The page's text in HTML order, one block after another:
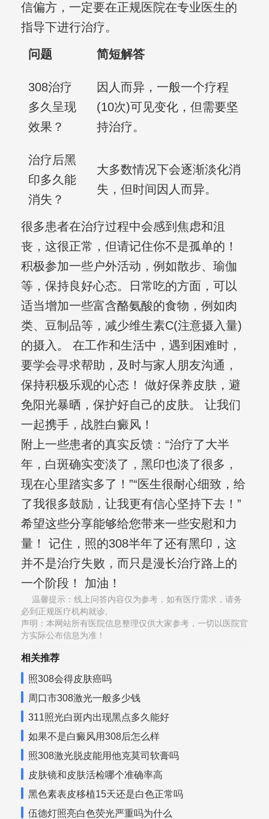
信偏方，一定要在正规医院在专业医生的
指导下进行治疗。
问题 简短解答
308治疗
多久呈现
效果？
因人而异，一般一个疗程
(10次)可见变化，但需要坚
持治疗。
治疗后黑
印多久能
消失？
大多数情况下会逐渐淡化消
失，但时间因人而异。
很多患者在治疗过程中会感到焦虑和沮
丧，这很正常，但请记住你不是孤单的！
积极参加一些户外活动，例如散步、瑜伽
等，保持良好心态。日常吃的方面，可以
适当增加一些富含酪氨酸的食物，例如肉
类、豆制品等，减少维生素C(注意摄入量)
的摄入。 在工作和生活中，遇到困难时，
要学会寻求帮助，及时与家人朋友沟通，
保持积极乐观的心态！ 做好保养皮肤，避
免阳光暴晒，保护好自己的皮肤。 让我们
一起携手，战胜白癜风！
附上一些患者的真实反馈：“治疗了大半
年，白斑确实变淡了，黑印也淡了很多，
现在心里踏实多了！”“医生很耐心细致，给
了我很多鼓励，让我更有信心坚持下去！”
希望这些分享能够给您带来一些安慰和力
量！ 记住，照的308半年了还有黑印，这
并不是治疗失败，而只是漫长治疗路上的
一个阶段！ 加油！
温馨提示：线上问答内容仅为参考，如有医疗需求，请务
必到正规医疗机构就诊,
声明：本网站所有医院信息整理仅供大家参考，一切以医院官
方实际公布信息为准！
相关推荐
照308会得皮肤癌吗
周口市308激光一般多少钱
311照光白斑内出现黑点多久能好
如果不是白癜风用308后怎么样
照308激光脱皮能用他克莫司软膏吗
皮肤镜和皮肤活检哪个准确率高
黑色素表皮移植15天还是白色正常吗
伍德灯照亮白色荧光严重吗为什么